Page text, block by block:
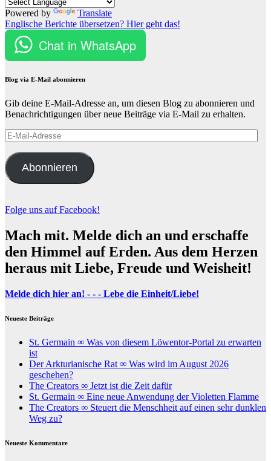
Powered by
Translate
Englische Berichte übersetzen? Hier geht das!
Chat in WhatsApp
Blog via E-Mail abonnieren
Gib deine E-Mail-Adresse an, um diesen Blog zu abonnieren und
Benachrichtigungen über neue Beiträge via E-Mail zu erhalten.
E-
Mail-
Adresse
Abonnieren
Folge uns auf Facebook!
Mach mit. Melde dich an und erschaffe
den Himmel auf Erden. Aus dem Herzen
heraus mit Liebe, Freude und Weisheit!
Melde dich hier an! - - - Lebe die Einheit/Liebe!
Neueste Beiträge
St. Germain ∞ Was von diesem Löwentor-Portal zu erwarten
ist
Der Arkturianische Rat ∞ Was wird im August 2026
geschehen?
The Creators ∞ Jetzt ist die Zeit dafür
St. Germain ∞ Eine neue Anwendung der Violetten Flamme
The Creators ∞ Steuert die Menschheit auf einen sehr dunklen
Weg zu?
Neueste Kommentare